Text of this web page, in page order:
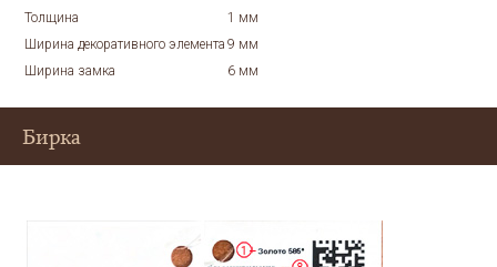
Толщина
1 мм
Ширина декоративного элемента 9 мм
Ширина замка
6 мм
Бирка